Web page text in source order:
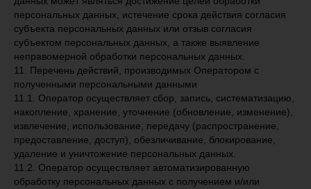
персональных данных, истечение срока действия согласия
субъекта персональных данных или отзыв согласия
субъектом персональных данных, а также выявление
неправомерной обработки персональных данных.
11. Перечень действий, производимых Оператором с
полученными персональными данными
11.1. Оператор осуществляет сбор, запись, систематизацию,
накопление, хранение, уточнение (обновление, изменение),
извлечение, использование, передачу (распространение,
предоставление, доступ), обезличивание, блокирование,
удаление и уничтожение персональных данных.
11.2. Оператор осуществляет автоматизированную
обработку персональных данных с получением и/или